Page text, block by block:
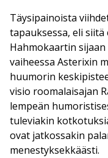
Täysipainoista
tapauksessa, eli
Hahmokaartin
vaiheessa Asterixin
huumorin
visio roomalaisajan
lempeän
tuleviakin
ovat jatkossakin
menestyksekkäästi.